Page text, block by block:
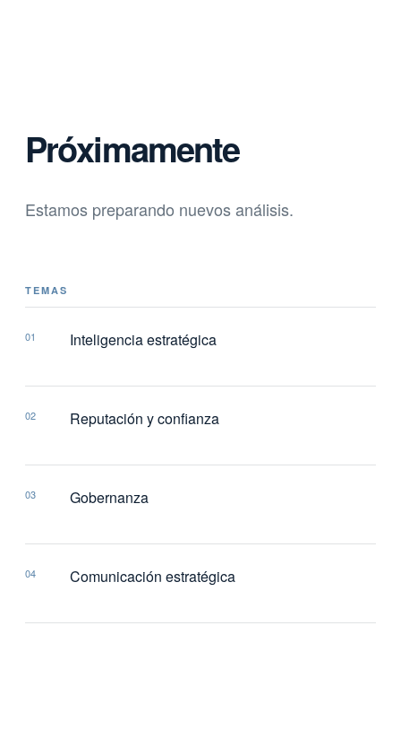
Próximamente
Estamos preparando nuevos análisis.
TEMAS
01 Inteligencia estratégica
02 Reputación y confianza
03 Gobernanza
04 Comunicación estratégica